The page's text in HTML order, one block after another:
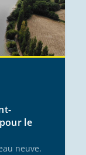
le
neuve.